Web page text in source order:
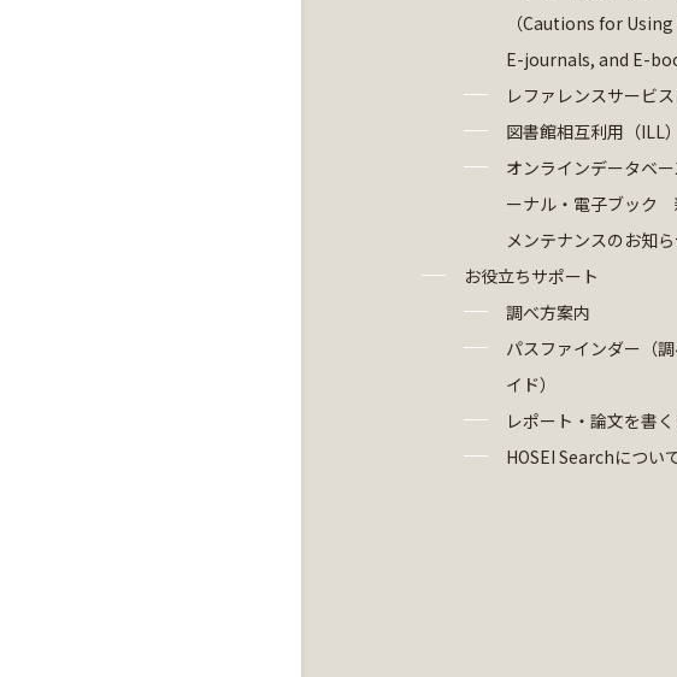
（Cautions for
E-journals, and E-
レファレンスサービ
図書館相互利用（ILL
オンラインデータベ
ーナル・電子ブック
メンテナンスのお知
お役立ちサポート
調べ方案内
パスファインダー（
イド）
レポート・論文を書
HOSEI Searchについ